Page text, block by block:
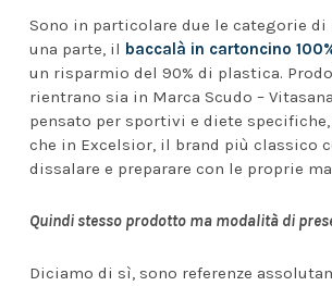
Sono in particolare due le categorie di
una parte, il baccalà in cartoncino
un risparmio del 90% di plastica.
rientrano sia in Marca Scudo –
pensato per sportivi e diete
che in Excelsior, il brand più classico
dissalare e preparare con le proprie
Quindi stesso prodotto ma modalità di
Diciamo di sì, sono referenze